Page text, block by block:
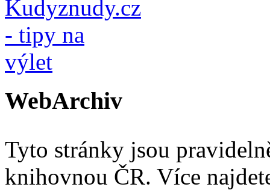
WebArchiv
Tyto stránky jsou
knihovnou ČR. Více